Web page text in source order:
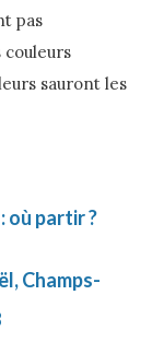
pas
couleurs
sauront les
où partir ?
Champs-